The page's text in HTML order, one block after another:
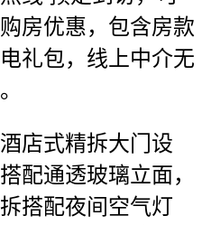
房优惠，包含房款
礼包，线上中介无
式精拆大门设
配通透玻璃立面，
搭配夜间空气灯